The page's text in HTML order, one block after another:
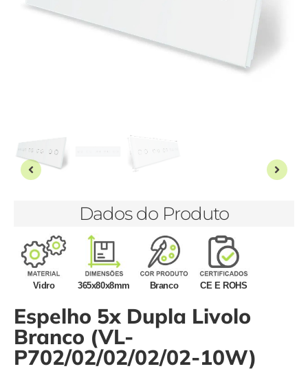
Dados do Produto
Vidro 365x80x8mm Branco CE E ROHS
Espelho 5x Dupla Livolo
Branco (VL-
P702/02/02/02/02-10W)